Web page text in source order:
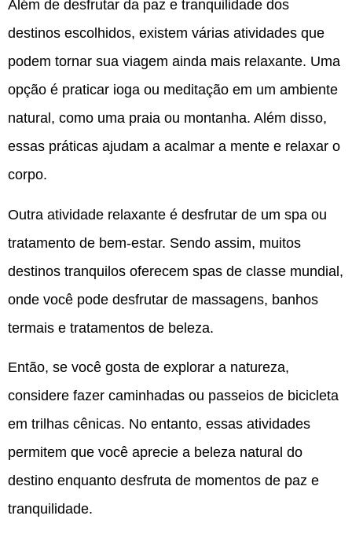
Além de desfrutar da paz e tranquilidade dos
destinos escolhidos, existem várias atividades que
podem tornar sua viagem ainda mais relaxante. Uma
opção é praticar ioga ou meditação em um ambiente
natural, como uma praia ou montanha. Além disso,
essas práticas ajudam a acalmar a mente e relaxar o
corpo.
Outra atividade relaxante é desfrutar de um spa ou
tratamento de bem-estar. Sendo assim, muitos
destinos tranquilos oferecem spas de classe mundial,
onde você pode desfrutar de massagens, banhos
termais e tratamentos de beleza.
Então, se você gosta de explorar a natureza,
considere fazer caminhadas ou passeios de bicicleta
em trilhas cênicas. No entanto, essas atividades
permitem que você aprecie a beleza natural do
destino enquanto desfruta de momentos de paz e
tranquilidade.